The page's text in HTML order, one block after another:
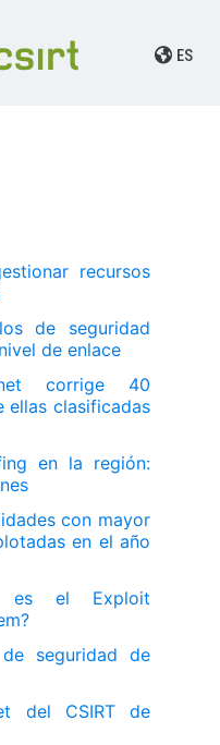
ES
recursos
de seguridad
de enlace
corrige 40
ellas clasificadas
en la región:
con mayor
en el año
el Exploit
seguridad de
del CSIRT de